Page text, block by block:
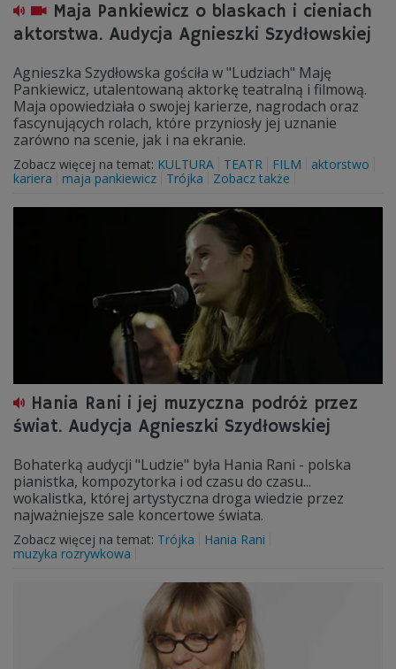
Maja Pankiewicz o blaskach i cieniach
aktorstwa. Audycja Agnieszki Szydłowskiej
Agnieszka Szydłowska gościła w "Ludziach" Maję
Pankiewicz, utalentowaną aktorkę teatralną i filmową.
Maja opowiedziała o swojej karierze, nagrodach oraz
fascynujących rolach, które przyniosły jej uznanie
zarówno na scenie, jak i na ekranie.
Zobacz więcej na temat: KULTURA TEATR FILM
aktorstwo
kariera
maja pankiewicz Trójka Zobacz także
Hania Rani i jej muzyczna podróż przez
świat. Audycja Agnieszki Szydłowskiej
Bohaterką audycji "Ludzie" była Hania Rani - polska
pianistka, kompozytorka i od czasu do czasu...
wokalistka, której artystyczna droga wiedzie przez
najważniejsze sale koncertowe świata.
Zobacz więcej na temat: Trójka
Hania Rani
muzyka rozrywkowa